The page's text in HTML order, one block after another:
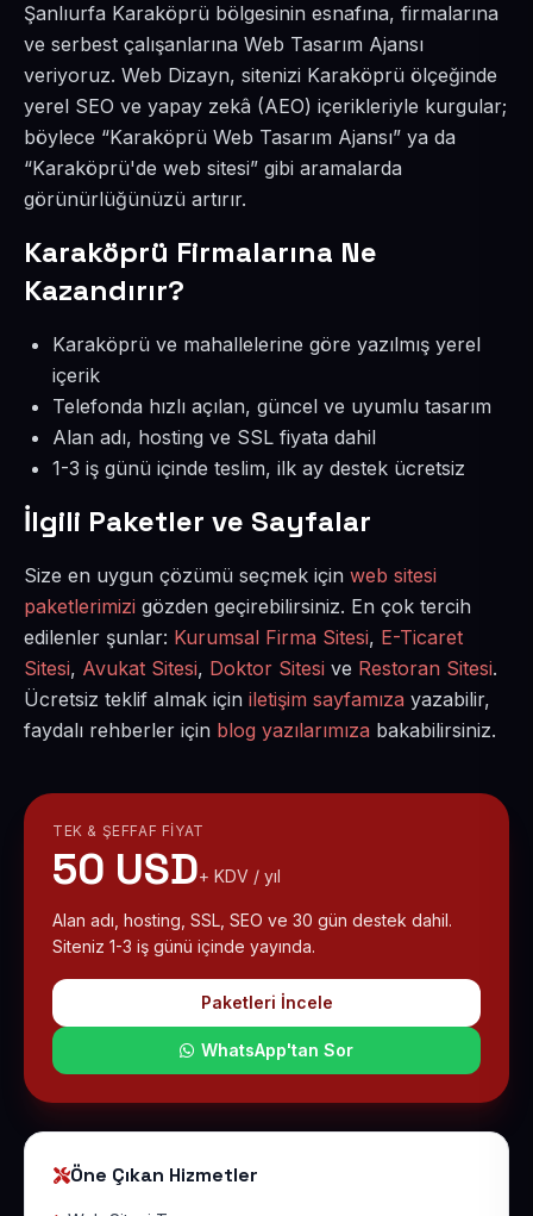
Şanlıurfa Karaköprü bölgesinin esnafına, firmalarına
ve serbest çalışanlarına Web Tasarım Ajansı
veriyoruz. Web Dizayn, sitenizi Karaköprü ölçeğinde
yerel SEO ve yapay zekâ (AEO) içerikleriyle kurgular;
böylece “Karaköprü Web Tasarım Ajansı” ya da
“Karaköprü'de web sitesi” gibi aramalarda
görünürlüğünüzü artırır.
Karaköprü Firmalarına Ne
Kazandırır?
Karaköprü ve mahallelerine göre yazılmış yerel
içerik
Telefonda hızlı açılan, güncel ve uyumlu tasarım
Alan adı, hosting ve SSL fiyata dahil
1-3 iş günü içinde teslim, ilk ay destek ücretsiz
İlgili Paketler ve Sayfalar
Size en uygun çözümü seçmek için web sitesi
paketlerimizi gözden geçirebilirsiniz. En çok tercih
edilenler şunlar: Kurumsal Firma Sitesi, E-Ticaret
Sitesi, Avukat Sitesi, Doktor Sitesi ve Restoran Sitesi.
Ücretsiz teklif almak için iletişim sayfamıza yazabilir,
faydalı rehberler için blog yazılarımıza bakabilirsiniz.
TEK & ŞEFFAF FIYAT
50 USD+ KDV / yıl
Alan adı, hosting, SSL, SEO ve 30 gün destek dahil.
Siteniz 1-3 iş günü içinde yayında.
Paketleri İncele
WhatsApp'tan Sor
Öne Çıkan Hizmetler